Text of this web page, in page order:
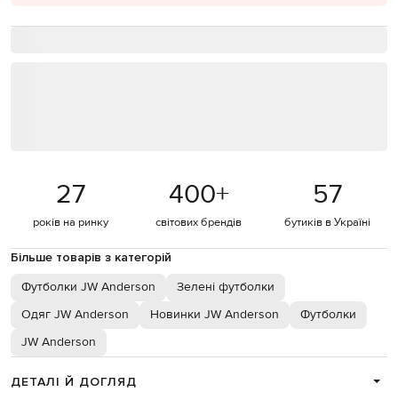
27
років на ринку
400+
світових брендів
57
бутиків в Україні
Більше товарів з категорій
Футболки JW Anderson
Зелені футболки
Одяг JW Anderson
Новинки JW Anderson
Футболки
JW Anderson
ДЕТАЛІ Й ДОГЛЯД